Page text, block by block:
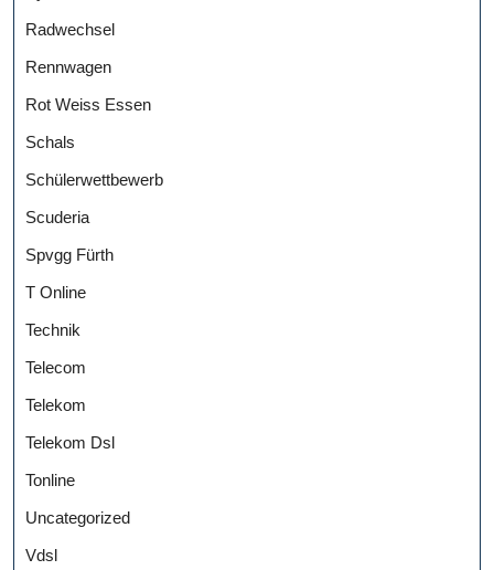
Radwechsel
Rennwagen
Rot Weiss Essen
Schals
Schülerwettbewerb
Scuderia
Spvgg Fürth
T Online
Technik
Telecom
Telekom
Telekom Dsl
Tonline
Uncategorized
Vdsl